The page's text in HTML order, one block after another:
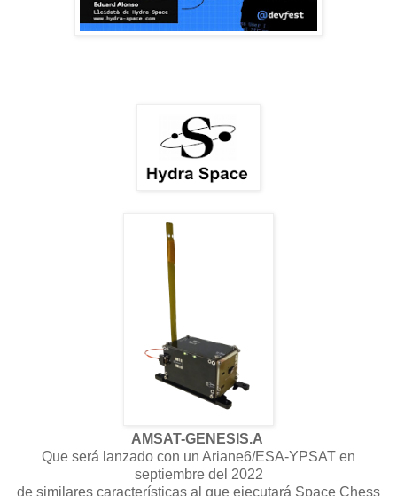
AMSAT-GENESIS.A
Que será lanzado con un Ariane6/ESA-YPSAT en
septiembre del 2022
de similares características al que ejecutará Space Chess